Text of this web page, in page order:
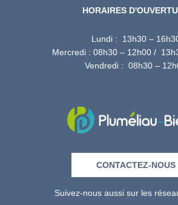
HORAIRES
Lundi : 13h30 –
Mercredi : 08h30 – 12h00 /
Vendredi : 08h30 –
CONTACTEZ-NOUS
Suivez-nous aussi sur les